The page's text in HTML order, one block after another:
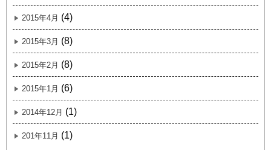
2015年4月 (4)
2015年3月 (8)
2015年2月 (8)
2015年1月 (6)
2014年12月 (1)
201年11月 (1)